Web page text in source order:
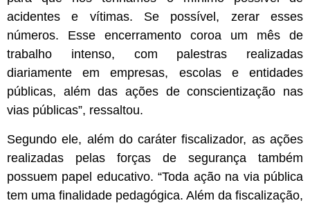
acidentes e vítimas. Se possível, zerar esses
números. Esse encerramento coroa um mês de
trabalho intenso, com palestras realizadas
diariamente em empresas, escolas e entidades
públicas, além das ações de conscientização nas
vias públicas”, ressaltou.
Segundo ele, além do caráter fiscalizador, as ações
realizadas pelas forças de segurança também
possuem papel educativo. “Toda ação na via pública
tem uma finalidade pedagógica. Além da fiscalização,